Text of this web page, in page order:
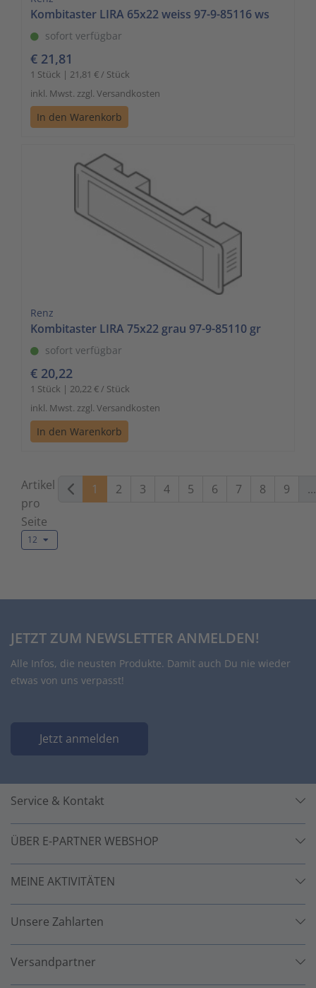
Kombitaster LIRA 65x22 weiss 97-9-85116 ws
sofort verfügbar
€ 21,81
1 Stück | 21,81 € / Stück
inkl. Mwst. zzgl. Versandkosten
In den Warenkorb
Renz
Kombitaster LIRA 75x22 grau 97-9-85110 gr
sofort verfügbar
€ 20,22
1 Stück | 20,22 € / Stück
inkl. Mwst. zzgl. Versandkosten
In den Warenkorb
Artikel
pro
Seite
12
1 2 3 4 5 6 7 8 9 ...
JETZT ZUM NEWSLETTER ANMELDEN!
Alle Infos, die neusten Produkte. Damit auch Du nie wieder
etwas von uns verpasst!
Jetzt anmelden
Service & Kontakt
ÜBER E-PARTNER WEBSHOP
MEINE AKTIVITÄTEN
Unsere Zahlarten
Versandpartner